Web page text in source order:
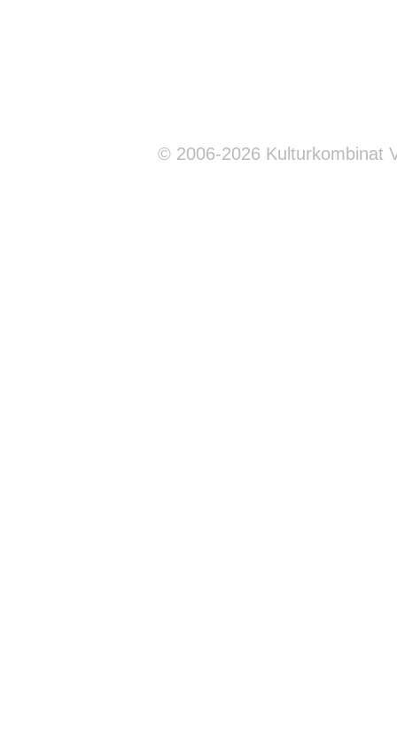
© 2006-2026